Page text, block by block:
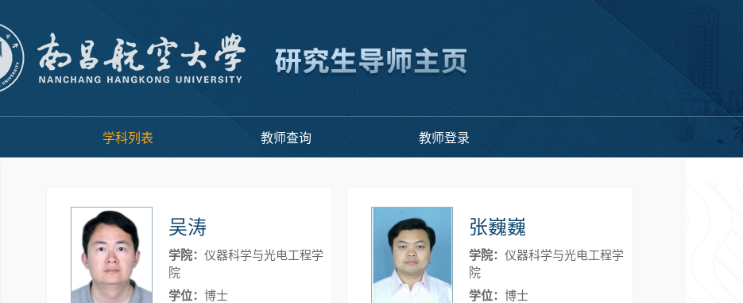
学科列表 教师查询 教师登录
吴涛
学院： 仪器科学与光电工程学
院
学位： 博士
张巍巍
学院： 仪器科学与光电工程学
院
学位： 博士